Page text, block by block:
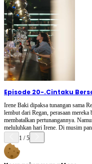
Episode 20-.Cintaku
Irene Baki dipaksa tunangan sama
lembut dari Regan, perasaan
membatalkan pertunangannya.
meluluhkan hari Irene. Di musim
1 /5